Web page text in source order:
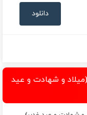
دانلود
و شهادت و عید